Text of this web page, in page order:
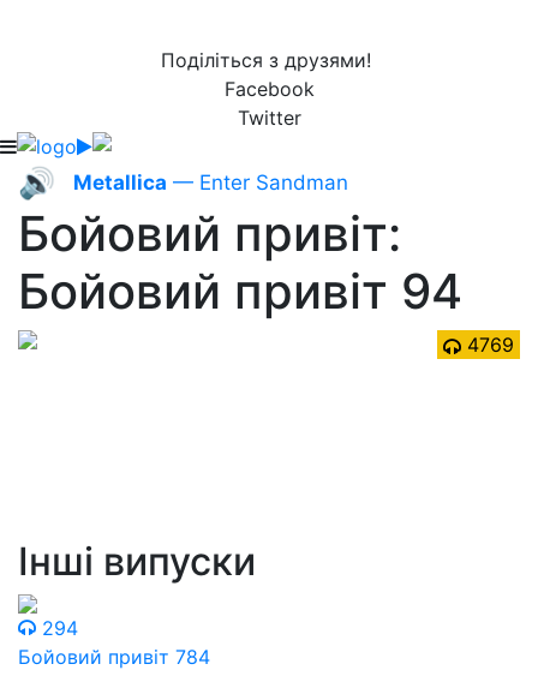
Поділіться з друзями!
Facebook
Twitter
🔊 Metallica — Enter Sandman
Бойовий привіт:
Бойовий привіт 94
4769
Інші випуски
294
Бойовий привіт 784